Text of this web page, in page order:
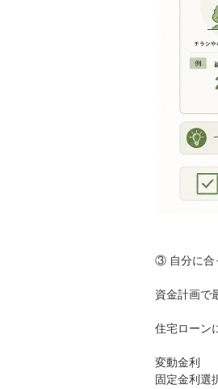
③ 自分に合
資金計画で
住宅ローン
変動金利
固定金利選